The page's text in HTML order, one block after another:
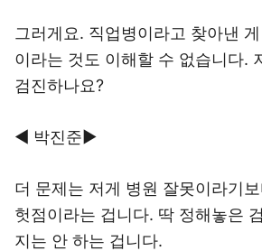
그러게요. 직업병이라고 찾아낸
이라는 것도 이해할 수 없습니다.
검진하나요?
◀ 박진준▶
더 문제는 저게 병원 잘못이라기
헛점이라는 겁니다. 딱 정해놓은
지는 안 하는 겁니다.